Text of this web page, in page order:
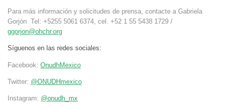
Para más información y solicitudes de prensa, contacte a Gabriela
Gorjón Tel: +5255 5061 6374, cel. +52 1 55 5438 1729 /
ggorjon@ohchr.org
Síguenos en las redes sociales:
Facebook: OnudhMexico
Twitter: @ONUDHmexico
Instagram: @onudh_mx